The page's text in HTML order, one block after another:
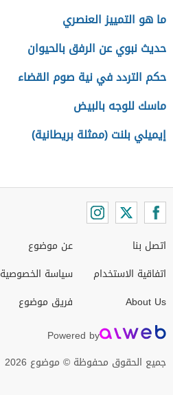
ما هو التمييز العنصري
حديث نبوي عن الرفق بالحيوان
حكم التردد في نية صوم القضاء
ماسك للوجه بالبيض
إيميلي بلنت (ممثلة بريطانية)
اتصل بنا
اتفاقية الاستخدام
About Us
عن موضوع
سياسة الخصوصية
فريق موضوع
Powered by
جميع الحقوق محفوظة © موضوع 2026